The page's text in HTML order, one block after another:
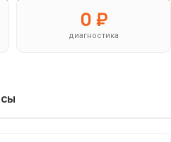
0 ₽
диагностика